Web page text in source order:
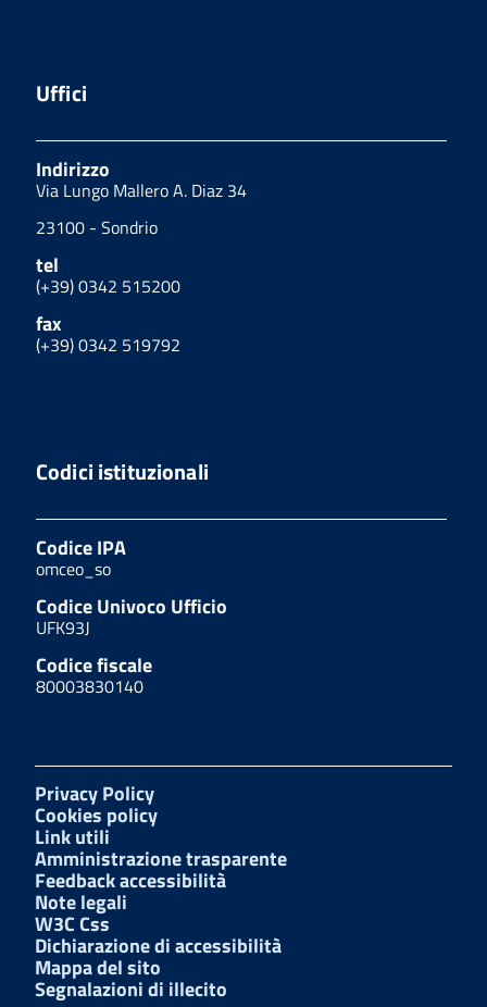
Uffici
Indirizzo
Via Lungo Mallero A. Diaz 34
23100 - Sondrio
tel
(+39) 0342 515200
fax
(+39) 0342 519792
Codici istituzionali
Codice IPA
omceo_so
Codice Univoco Ufficio
UFK93J
Codice fiscale
80003830140
Privacy Policy
Cookies policy
Link utili
Amministrazione trasparente
Feedback accessibilità
Note legali
W3C Css
Dichiarazione di accessibilità
Mappa del sito
Segnalazioni di illecito